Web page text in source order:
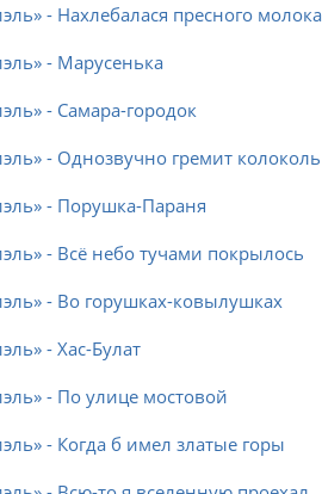
- Нахлебалася пресного молока
- Марусенька
- Самара-городок
- Однозвучно гремит
- Порушка-Параня
- Всё небо тучами покрылось
- Во горушках-ковылушках
- Хас-Булат
- По улице мостовой
- Когда б имел златые горы